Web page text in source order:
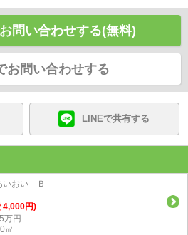
問い合わせする(無料)
お問い合わせする
LINEで共有する
いおい Ｂ
4,000円)
万円
㎡